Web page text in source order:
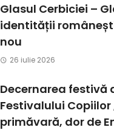
Glasul Cerbiciei –
identității
nou
26 iulie 2026
Decernarea festivă
Festivalului Copiilor
primăvară, dor de